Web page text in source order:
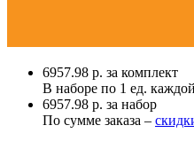
6957.98 р. за комплект
В наборе по 1 ед.
6957.98 р. за набор
По сумме заказа –